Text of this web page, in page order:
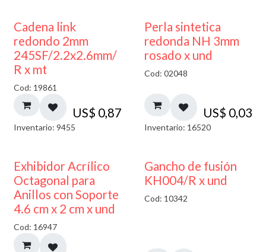
Cadena link
redondo 2mm
245SF/2.2x2.6mm/
R x mt
Cod: 19861
US$ 0,87
Inventario: 9455
Perla sintetica
redonda NH 3mm
rosado x und
Cod: 02048
US$ 0,03
Inventario: 16520
50% DESCUENTO
Exhibidor Acrílico
Octagonal para
Anillos con Soporte
4.6 cm x 2 cm x und
Cod: 16947
Gancho de fusión
KH004/R x und
Cod: 10342